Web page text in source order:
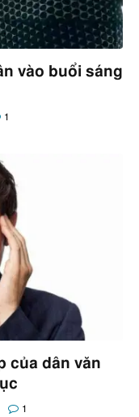
vào buổi sáng
1
của dân văn
1